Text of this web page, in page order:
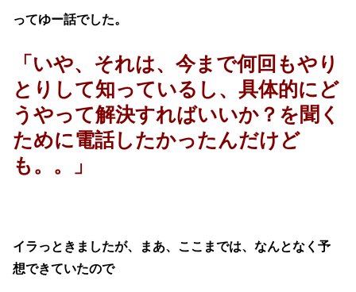
ってゆー話でした。
「いや、それは、今まで何回もやり
とりして知っているし、具体的にど
うやって解決すればいいか？を聞く
ために電話したかったんだけど
も。。」
イラっときましたが、まあ、ここまでは、なんとなく予
想できていたので